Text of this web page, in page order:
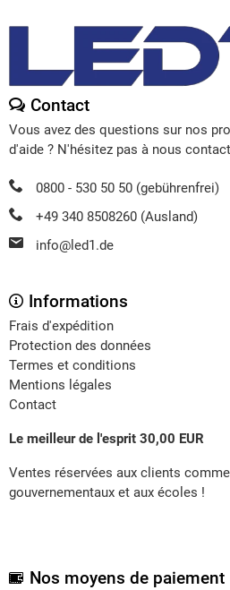
Contact
Vous avez des questions sur nos
d'aide ? N'hésitez pas à nous
0800 - 530 50 50 (gebührenfrei)
+49 340 8508260 (Ausland)
info@led1.de
Informations
Frais d'expédition
Protection des données
Termes et conditions
Mentions légales
Contact
Le meilleur de l'esprit 30,00 EUR
Ventes réservées aux clients
gouvernementaux et aux écoles !
Nos moyens de paiement